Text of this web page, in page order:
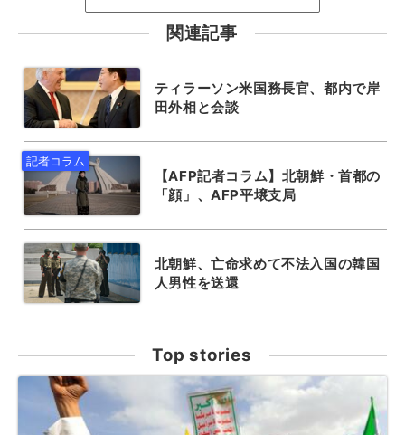
関連記事
ティラーソン米国務長官、都内で岸
田外相と会談
【AFP記者コラム】北朝鮮・首都の
「顔」、AFP平壌支局
北朝鮮、亡命求めて不法入国の韓国
人男性を送還
Top stories